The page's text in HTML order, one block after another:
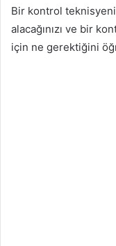
Bir kontrol
alacağınızı ve bir
için ne gerektiğini